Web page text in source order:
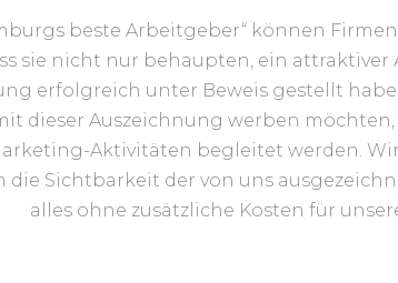
beste Arbeitgeber“ können
sie nicht nur behaupten, ein attraktiver
erfolgreich unter Beweis gestellt
dieser Auszeichnung werben
Aktivitäten begleitet werden.
die Sichtbarkeit der von uns
alles ohne zusätzliche Kosten für